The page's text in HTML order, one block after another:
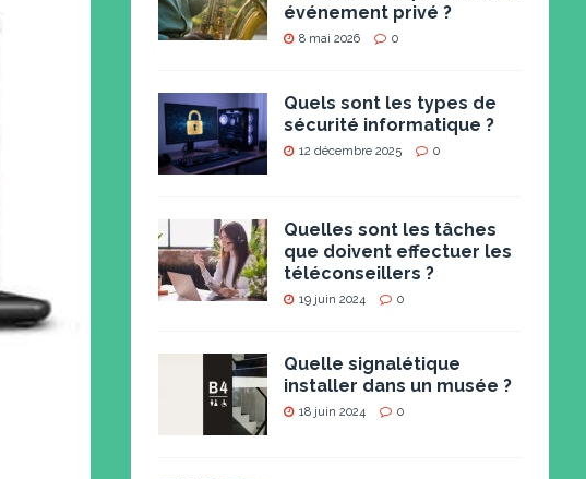
événement privé ?
8 mai 2026 0
Quels sont les types de
sécurité informatique ?
12 décembre 2025 0
Quelles sont les tâches
que doivent effectuer les
téléconseillers ?
19 juin 2024 0
Quelle signalétique
installer dans un musée ?
18 juin 2024 0